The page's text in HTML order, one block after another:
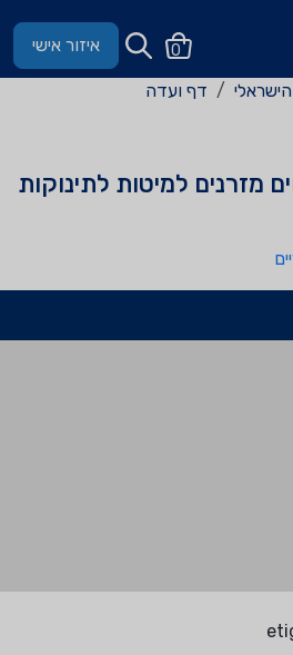
0 איזור אישי
דף ועדה
מזרנים למיטות לתינוקות